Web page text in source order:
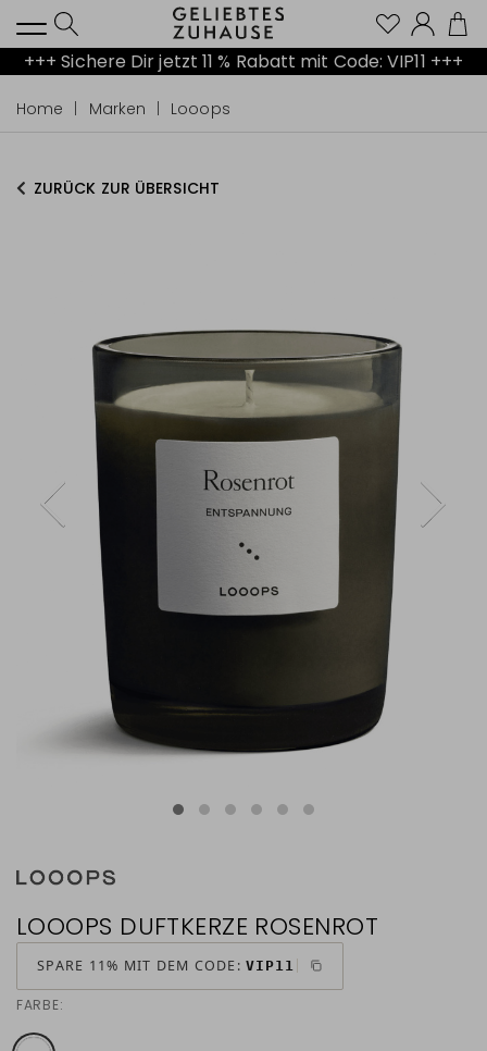
+++ Sichere Dir jetzt 11 % Rabatt mit Code: VIP11 +++
Home Marken Looops
ZURÜCK ZUR ÜBERSICHT
LOOOPS DUFTKERZE ROSENROT
SPARE 11% MIT DEM CODE: VIP11
FARBE: